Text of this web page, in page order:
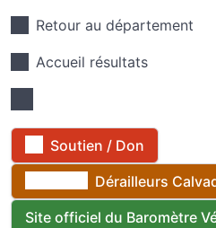
Retour au département
Accueil résultats
Soutien / Don
Dérailleurs
Site officiel du Baromètre